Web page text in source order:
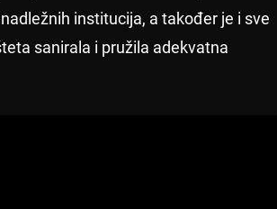
institucija, a također je i sve
sanirala i pružila adekvatna